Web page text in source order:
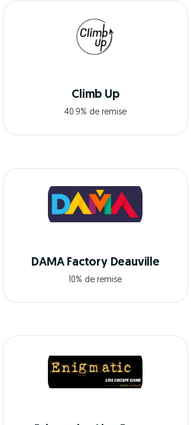
Climb Up
40.9% de remise
DAMA Factory Deauville
10% de remise